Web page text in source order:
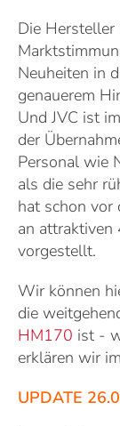
Die Hersteller
Neuheiten in
genauerem
Und JVC ist
der
Personal wie
als die sehr
hat schon vor
an attraktiven
vorgestellt.
Wir können
die
HM170 ist -
erklären wir
UPDATE